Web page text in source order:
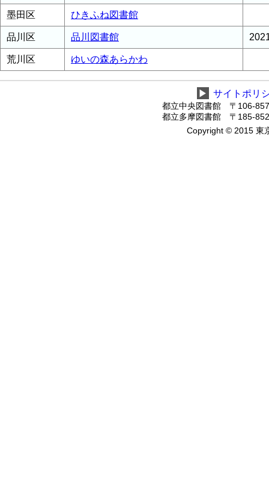
墨田区 ひきふね図書館
品川区 品川図書館
荒川区 ゆいの森あらかわ
▶ サイトポリ
都立中央図書館 〒106-
都立多摩図書館 〒185-
Copyright © 2015 東